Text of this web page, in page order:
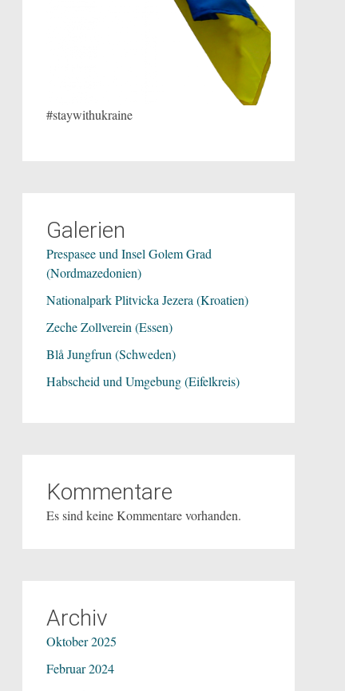
#staywithukraine
Galerien
Prespasee und Insel Golem Grad
(Nordmazedonien)
Nationalpark Plitvicka Jezera (Kroatien)
Zeche Zollverein (Essen)
Blå Jungfrun (Schweden)
Habscheid und Umgebung (Eifelkreis)
Kommentare
Es sind keine Kommentare vorhanden.
Archiv
Oktober 2025
Februar 2024